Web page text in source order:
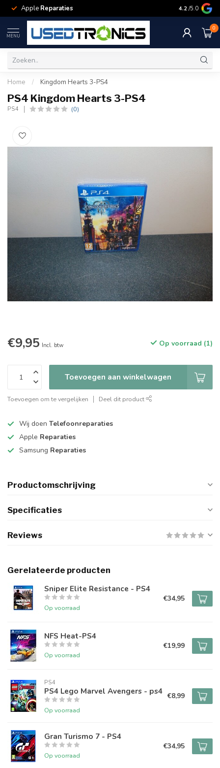
Apple Reparaties Samsung
4.2 /5.0
MENU
0
Home / Kingdom Hearts 3-PS4
PS4 Kingdom Hearts 3-PS4
PS4 (0)
€9,95 Incl. btw Op voorraad (1)
Toevoegen aan winkelwagen
Toevoegen om te vergelijken Deel dit product
Wij doen Telefoonreparaties
Apple Reparaties
Samsung Reparaties
Productomschrijving
Specificaties
Reviews
Gerelateerde producten
Sniper Elite Resistance - PS4
Op voorraad
€34,95
NFS Heat-PS4
Op voorraad
€19,99
PS4
PS4 Lego Marvel Avengers - ps4
Op voorraad
€8,99
Gran Turismo 7 - PS4
Op voorraad
€34,95